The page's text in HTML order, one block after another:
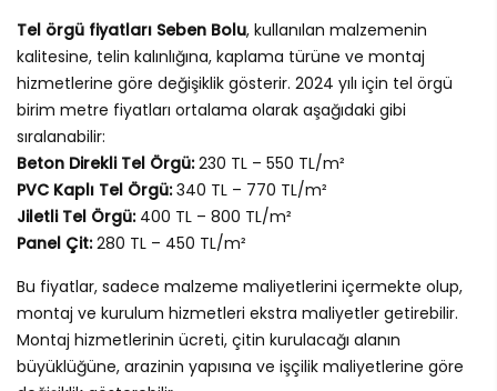
Tel örgü fiyatları Seben Bolu, kullanılan malzemenin
kalitesine, telin kalınlığına, kaplama türüne ve montaj
hizmetlerine göre değişiklik gösterir. 2024 yılı için tel örgü
birim metre fiyatları ortalama olarak aşağıdaki gibi
sıralanabilir:
Beton Direkli Tel Örgü:230 TL – 550 TL/m²
PVC Kaplı Tel Örgü:340 TL – 770 TL/m²
Jiletli Tel Örgü:400 TL – 800 TL/m²
Panel Çit:280 TL – 450 TL/m²
Bu fiyatlar, sadece malzeme maliyetlerini içermekte olup,
montaj ve kurulum hizmetleri ekstra maliyetler getirebilir.
Montaj hizmetlerinin ücreti, çitin kurulacağı alanın
büyüklüğüne, arazinin yapısına ve işçilik maliyetlerine göre